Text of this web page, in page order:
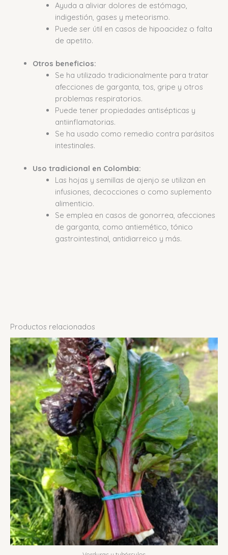
Ayuda a aliviar dolores de estómago,
indigestión, gases y meteorismo.
Puede ser útil en casos de hipoacidez o falta
de apetito.
Otros beneficios:
Se ha utilizado tradicionalmente para tratar
afecciones de garganta, tos, gripe y otros
problemas respiratorios.
Puede tener propiedades antisépticas y
antiinflamatorias.
Se ha usado como remedio contra parásitos
intestinales.
Uso tradicional en Colombia:
Las hojas y semillas de ajenjo se utilizan en
infusiones, decocciones o como suplemento
alimenticio.
Se emplea en casos de gonorrea, afecciones
de garganta, como antiemético, tónico
gastrointestinal, antidiarreico y más.
Productos relacionados